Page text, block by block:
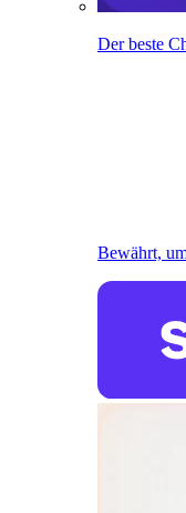
Der beste
Bewährt,